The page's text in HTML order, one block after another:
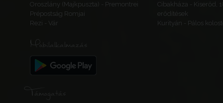
Oroszlány (Majkpuszta) - Premontrei
Prépostság Romjai
Cibakháza - Kiserőd,
erődítések
Rezi - Vár
Kurityán - Pálos
Mobilalkalmazás
Támogatás